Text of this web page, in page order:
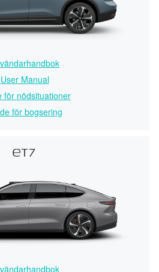
User Manual
för nödsituationer
för bogsering